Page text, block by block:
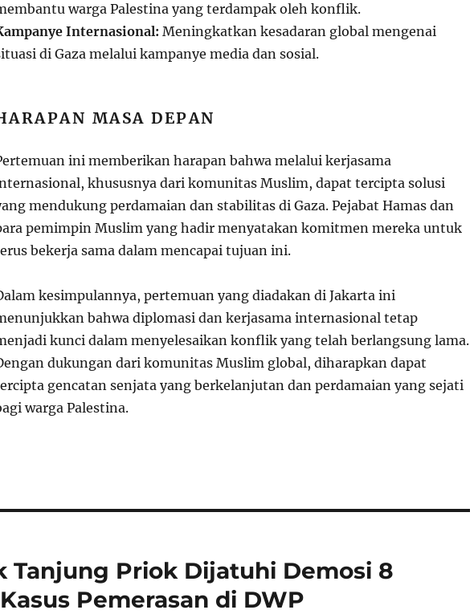
warga Palestina yang terdampak oleh konflik.
Internasional: Meningkatkan kesadaran global mengenai
di Gaza melalui kampanye media dan sosial.
MASA DEPAN
ini memberikan harapan bahwa melalui kerjasama
khususnya dari komunitas Muslim, dapat tercipta solusi
mendukung perdamaian dan stabilitas di Gaza. Pejabat Hamas dan
pemimpin Muslim yang hadir menyatakan komitmen mereka untuk
bekerja sama dalam mencapai tujuan ini.
kesimpulannya, pertemuan yang diadakan di Jakarta ini
bahwa diplomasi dan kerjasama internasional tetap
kunci dalam menyelesaikan konflik yang telah berlangsung lama.
dukungan dari komunitas Muslim global, diharapkan dapat
gencatan senjata yang berkelanjutan dan perdamaian yang sejati
warga Palestina.
Tanjung Priok Dijatuhi Demosi 8
Pemerasan di DWP